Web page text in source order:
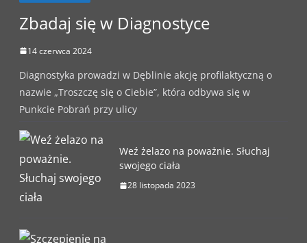
Zbadaj się w Diagnostyce
14 czerwca 2024
Diagnostyka prowadzi w Dęblinie akcję profilaktyczną o
nazwie „Troszczę się o Ciebie”, która odbywa się w
Punkcie Pobrań przy ulicy
Weź żelazo na poważnie. Słuchaj
swojego ciała
28 listopada 2023